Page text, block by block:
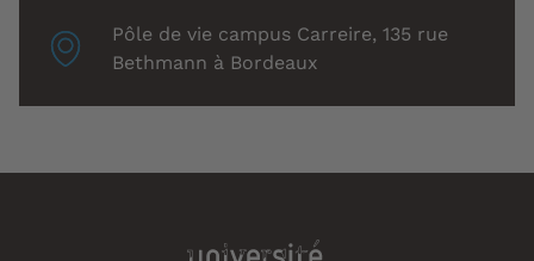
Localisation
associée
Pôle de vie campus Carreire, 135 rue
Bethmann à Bordeaux